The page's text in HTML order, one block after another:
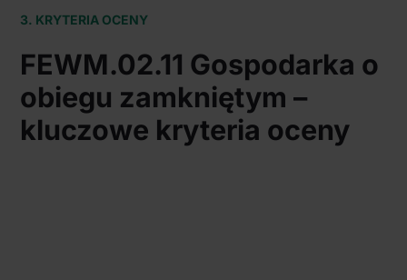
3. KRYTERIA OCENY
FEWM.02.11 Gospodarka o
obiegu zamkniętym –
kluczowe kryteria oceny